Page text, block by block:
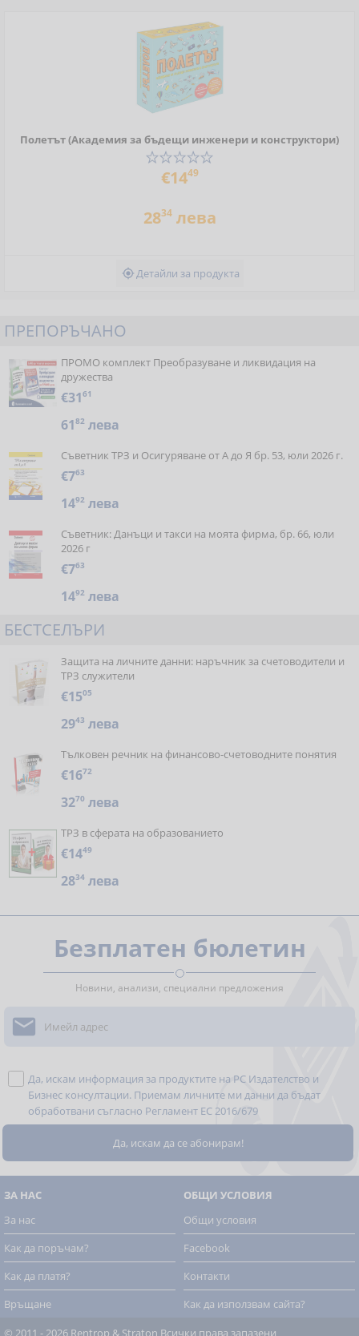
Полетът (Академия за бъдещи инженери и конструктори)
€1449
2834лева
Детайли за продукта
ПРЕПОРЪЧАНО
ПРОМО комплект Преобразуване и ликвидация на
дружества
€3161
6182 лева
Съветник ТРЗ и Осигуряване от А до Я бр. 53, юли 2026 г.
€763
1492 лева
Съветник: Данъци и такси на моята фирма, бр. 66, юли
2026 г
€763
1492 лева
БЕСТСЕЛЪРИ
Защита на личните данни: наръчник за счетоводители и
ТРЗ служители
€1505
2943 лева
Тълковен речник на финансово-счетоводните понятия
€1672
3270 лева
ТРЗ в сферата на образованието
€1449
2834 лева
Безплатен бюлетин
Новини, анализи, специални предложения

Да, искам информация за продуктите на РС Издателство и
Бизнес консултации. Приемам личните ми данни да бъдат
обработвани съгласно Регламент ЕС 2016/679
ЗА НАС
За нас
Как да поръчам?
Как да платя?
Връщане
ОБЩИ УСЛОВИЯ
Общи условия
Facebook
Контакти
Как да използвам сайта?
© 2011 - 2026 Rentrop & Straton Всички права запазени